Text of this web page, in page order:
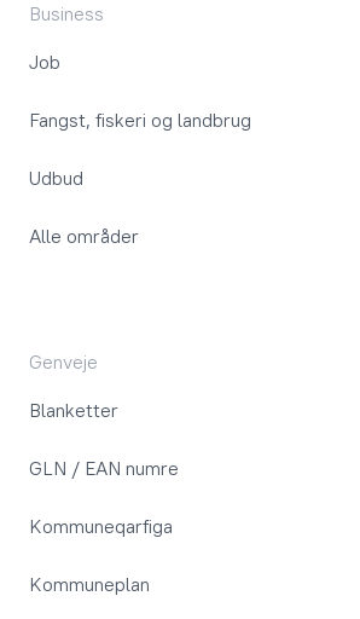
Business
Job
Fangst, fiskeri og landbrug
Udbud
Alle områder
Genveje
Blanketter
GLN / EAN numre
Kommuneqarfiga
Kommuneplan